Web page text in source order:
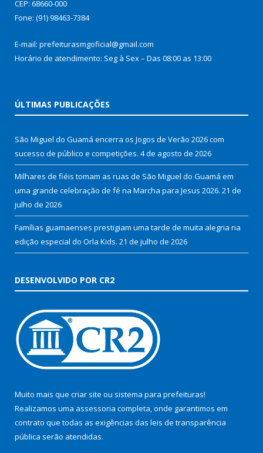
CEP: 68660-000
Fone: (91) 98463-7384
E-mail: prefeiturasmgoficial@gmail.com
Horário de atendimento: Seg à Sex – Das 08:00 as 13:00
ÚLTIMAS PUBLICAÇÕES
São Miguel do Guamá encerra os Jogos de Verão 2026 com
sucesso de público e competições. 4 de agosto de 2026
Milhares de fiéis tomam as ruas de São Miguel do Guamá em
uma grande celebração de fé na Marcha para Jesus 2026. 21 de
julho de 2026
Famílias guamaenses prestigiam uma tarde de muita alegria na
edição especial do Orla Kids. 21 de julho de 2026
DESENVOLVIDO POR CR2
Muito mais que criar site ou sistema para prefeituras!
Realizamos uma assessoria completa, onde garantimos em
contrato que todas as exigências das leis de transparência
pública serão atendidas.